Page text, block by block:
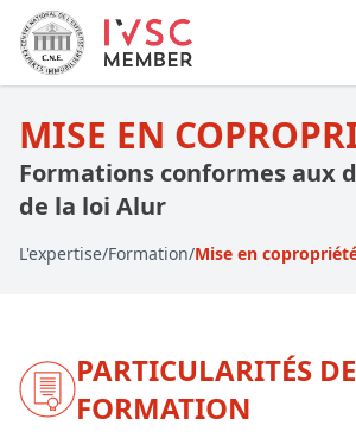
MISE EN
Formations conformes aux
de la loi Alur
L'expertise/Formation/Mise en
PARTICULARITÉS
FORMATION